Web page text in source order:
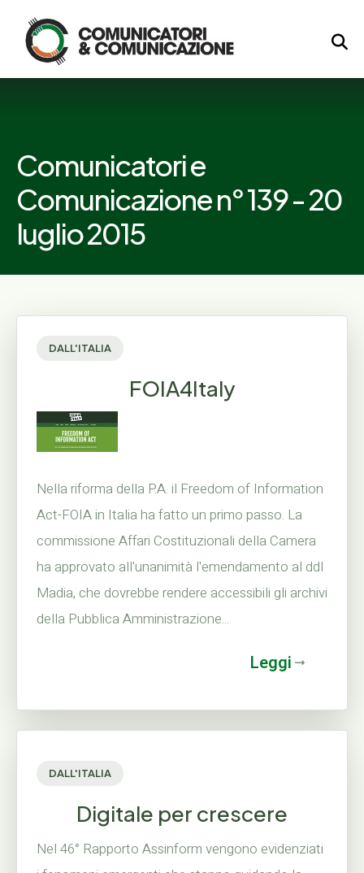
Logo
Comunicatori e
Comunicazione n° 139 - 20
luglio 2015
DALL'ITALIA
FOIA4Italy
Nella riforma della P.A. il Freedom of Information
Act-FOIA in Italia ha fatto un primo passo. La
commissione Affari Costituzionali della Camera
ha approvato all'unanimità l'emendamento al ddl
Madia, che dovrebbe rendere accessibili gli archivi
della Pubblica Amministrazione...
Leggi
DALL'ITALIA
Digitale per crescere
Nel 46° Rapporto Assinform vengono evidenziati